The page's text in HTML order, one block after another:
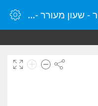
קבע השכמה 08:24 בבוקר - שעון מעורר - שעון מעורר מקוון - שעון מעורר במחשב